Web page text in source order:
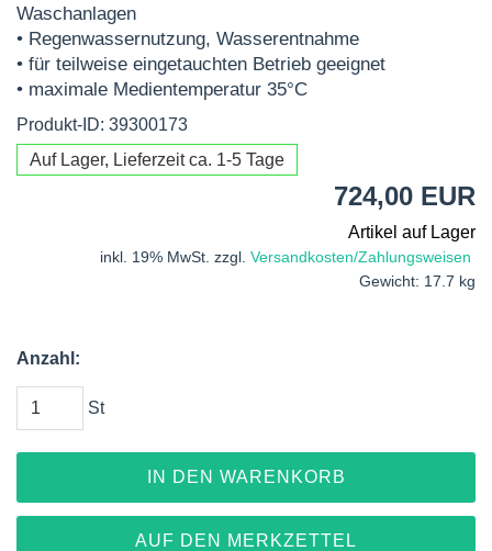
Waschanlagen
• Regenwassernutzung, Wasserentnahme
• für teilweise eingetauchten Betrieb geeignet
• maximale Medientemperatur 35°C
Produkt-ID: 39300173
Auf Lager, Lieferzeit ca. 1-5 Tage
724,00 EUR
Artikel auf Lager
inkl. 19% MwSt. zzgl. Versandkosten/Zahlungsweisen
Gewicht: 17.7 kg
Anzahl:
St
IN DEN WARENKORB
AUF DEN MERKZETTEL